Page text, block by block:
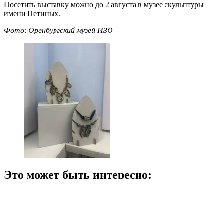
Посетить выставку можно до 2 августа в музее скульптуры
имени Петиных.
Фото: Оренбургский музей ИЗО
Это может быть интересно: